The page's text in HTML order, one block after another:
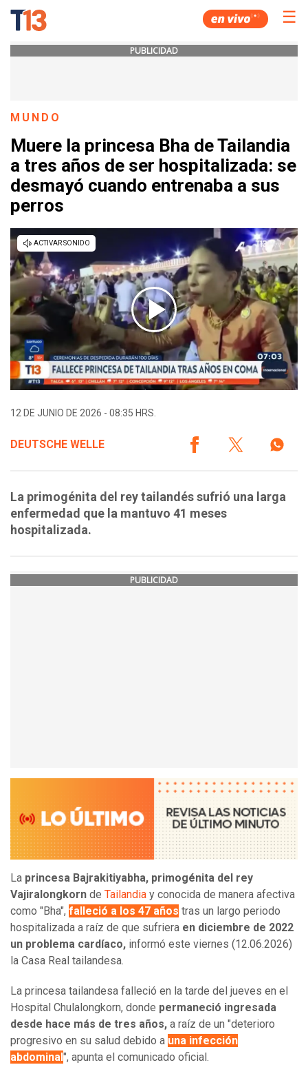
☰
PUBLICIDAD
MUNDO
Muere la princesa Bha de Tailandia
a tres años de ser hospitalizada: se
desmayó cuando entrenaba a sus
perros
12 DE JUNIO DE 2026 - 08:35 HRS.
DEUTSCHE WELLE
La primogénita del rey tailandés sufrió una larga
enfermedad que la mantuvo 41 meses
hospitalizada.
PUBLICIDAD
La princesa Bajrakitiyabha, primogénita del rey
Vajiralongkorn de Tailandia y conocida de manera afectiva
como "Bha", falleció a los 47 años tras un largo periodo
hospitalizada a raíz de que sufriera en diciembre de 2022
un problema cardíaco, informó este viernes (12.06.2026)
la Casa Real tailandesa.
La princesa tailandesa falleció en la tarde del jueves en el
Hospital Chulalongkorn, donde permaneció ingresada
desde hace más de tres años, a raíz de un "deterioro
progresivo en su salud debido a una infección
abdominal", apunta el comunicado oficial.